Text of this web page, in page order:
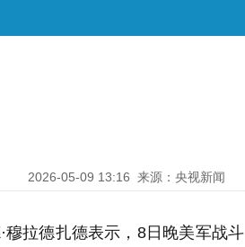
2026-05-09 13:16 来源：央视新闻
拉德扎德表示，8日晚美军战斗